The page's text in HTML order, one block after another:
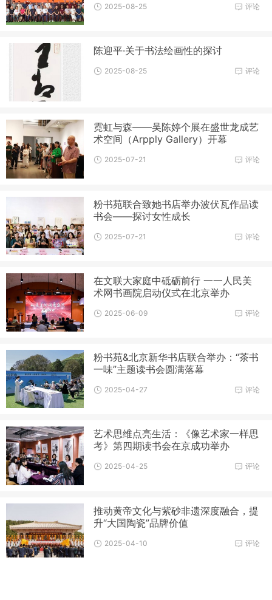
评论
2025-08-25
陈迎平·关于书法绘画性的探讨
评论
2025-08-25
霓虹与森——吴陈婷个展在盛世龙成艺
术空间（Arpply Gallery）开幕
评论
2025-07-21
粉书苑联合致她书店举办波伏瓦作品读
书会——探讨女性成长
评论
2025-07-21
在文联大家庭中砥砺前行 一一人民美
术网书画院启动仪式在北京举办
评论
2025-06-09
粉书苑&北京新华书店联合举办：“茶书
一味”主题读书会圆满落幕
评论
2025-04-27
艺术思维点亮生活：《像艺术家一样思
考》第四期读书会在京成功举办
评论
2025-04-25
推动黄帝文化与紫砂非遗深度融合，提
升“大国陶瓷”品牌价值
评论
2025-04-10